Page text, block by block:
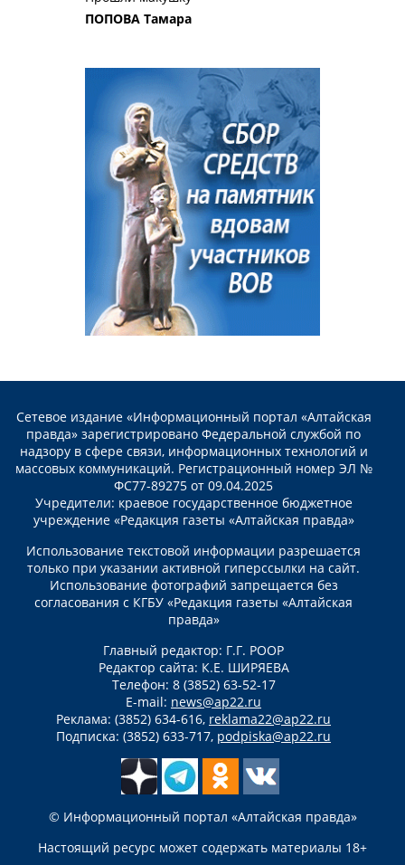
ПОПОВА Тамара
Сетевое издание «Информационный портал «Алтайская
правда» зарегистрировано Федеральной службой по
надзору в сфере связи, информационных технологий и
массовых коммуникаций. Регистрационный номер ЭЛ №
ФС77-89275 от 09.04.2025
Учредители: краевое государственное бюджетное
учреждение «Редакция газеты «Алтайская правда»
Использование текстовой информации разрешается
только при указании активной гиперссылки на сайт.
Использование фотографий запрещается без
согласования с КГБУ «Редакция газеты «Алтайская
правда»
Главный редактор: Г.Г. РООР
Редактор сайта: К.Е. ШИРЯЕВА
Телефон: 8 (3852) 63-52-17
E-mail: news@ap22.ru
Реклама: (3852) 634-616, reklama22@ap22.ru
Подписка: (3852) 633-717, podpiska@ap22.ru
© Информационный портал «Алтайская правда»
Настоящий ресурс может содержать материалы 18+